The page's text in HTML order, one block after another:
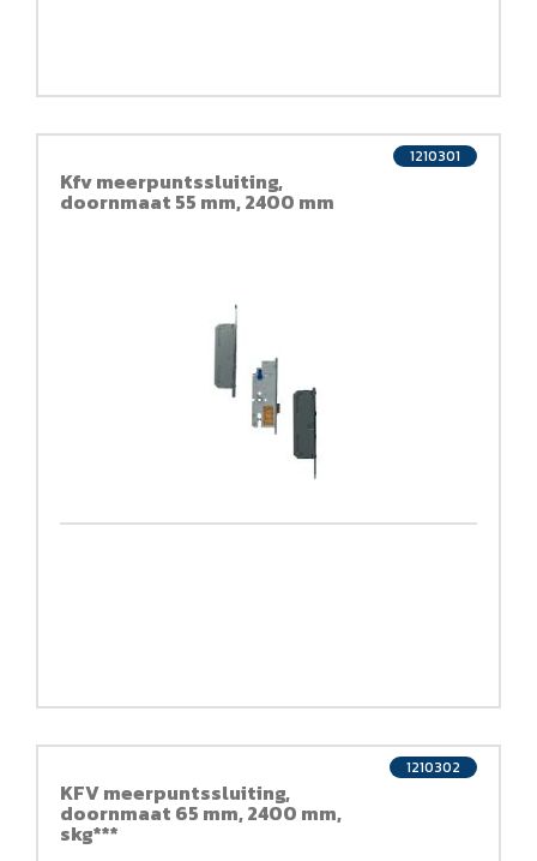
Kfv meerpuntssluiting,
doornmaat 55 mm, 2400 mm
1210301
KFV meerpuntssluiting,
doornmaat 65 mm, 2400 mm,
skg***
1210302